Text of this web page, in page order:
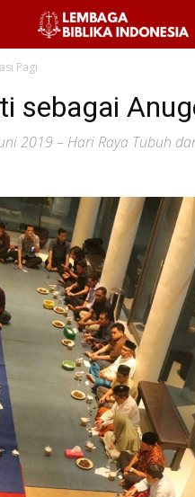
Pagi
sebagai
2019 – Hari Raya Tubuh